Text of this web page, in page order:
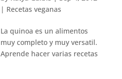
| Recetas veganas
La quinoa es un alimentos
muy completo y muy versatil.
Aprende hacer varias recetas